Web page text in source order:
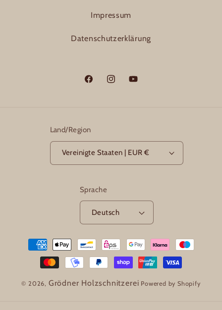
Impressum
Datenschutzerklärung
FacebookInstagramYouTube
Land/Region
Vereinigte Staaten | EUR €
Sprache
Deutsch
Zahlungsmethoden
© 2026, Grödner Holzschnitzerei Powered by Shopify